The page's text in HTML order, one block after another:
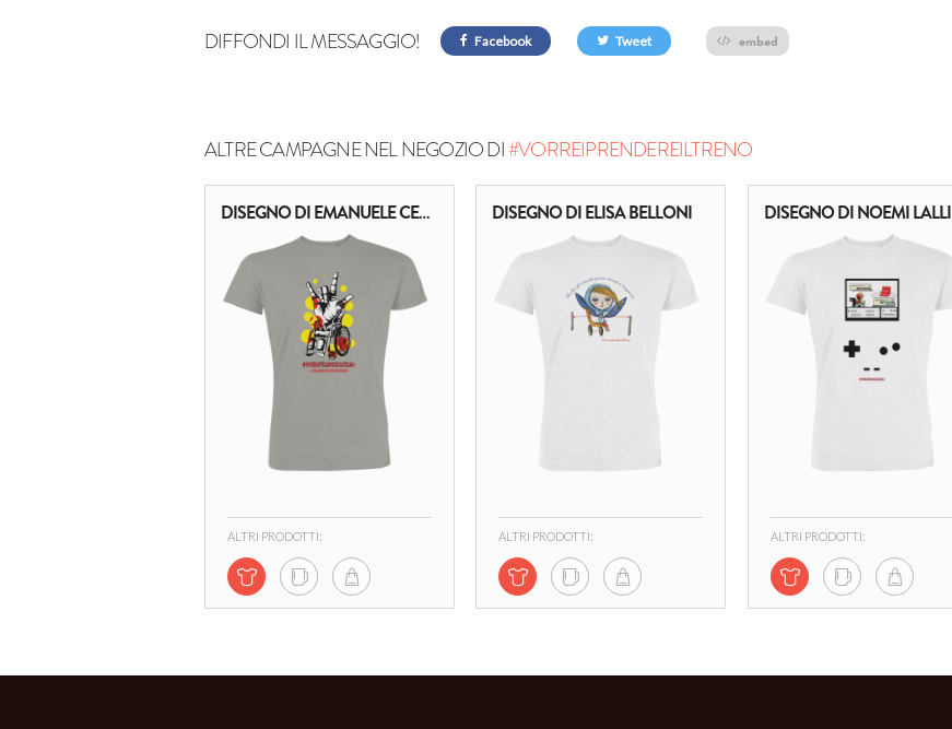
DIFFONDI IL MESSAGGIO! Facebook Tweet embed
ALTRE CAMPAGNE NEL NEGOZIO DI#VORREIPRENDEREILTRENO
DISEGNO DI EMANUELE CENCINI E BONHELL
ALTRI PRODOTTI:
DISEGNO DI ELISA BELLONI
ALTRI PRODOTTI:
DISEGNO DI NOEMI LALLI
ALTRI PRODOTTI: